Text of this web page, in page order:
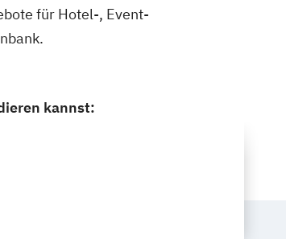
für Hotel-, Event-
kannst: